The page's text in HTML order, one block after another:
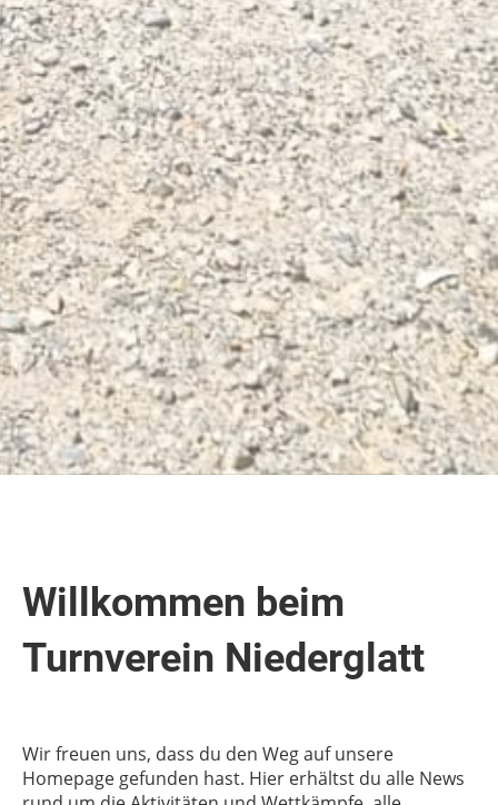
Willkommen beim
Turnverein Niederglatt
Wir freuen uns, dass du den Weg auf unsere
Homepage gefunden hast. Hier erhältst du alle News